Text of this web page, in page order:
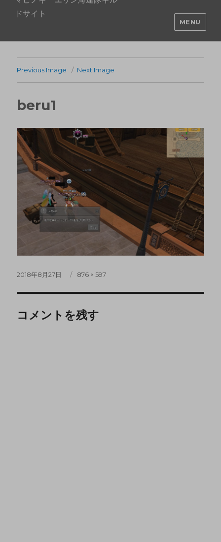
ドサイト
MENU
Previous Image Next Image
beru1
2018年8月27日 876 × 597
コメントを残す